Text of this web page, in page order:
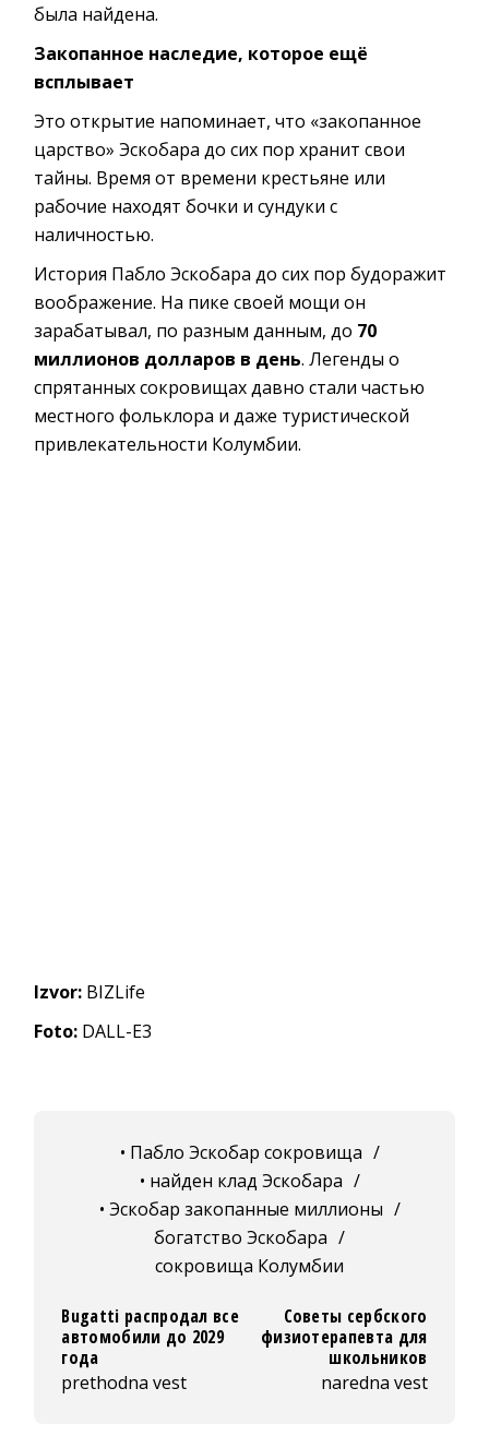
была найдена.
Закопанное наследие, которое ещё
всплывает
Это открытие напоминает, что «закопанное
царство» Эскобара до сих пор хранит свои
тайны. Время от времени крестьяне или
рабочие находят бочки и сундуки с
наличностью.
История Пабло Эскобара до сих пор будоражит
воображение. На пике своей мощи он
зарабатывал, по разным данным, до 70
миллионов долларов в день. Легенды о
спрятанных сокровищах давно стали частью
местного фольклора и даже туристической
привлекательности Колумбии.
Izvor: BIZLife
Foto: DALL-E3
• Пабло Эскобар сокровища /
• найден клад Эскобара /
• Эскобар закопанные миллионы /
богатство Эскобара /
сокровища Колумбии
Bugatti распродал все
автомобили до 2029
года
prethodna vest
Советы сербского
физиотерапевта для
школьников
naredna vest